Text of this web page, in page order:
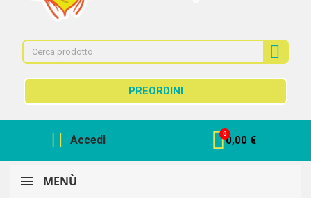
PREORDINI
Accedi 0,00 €
MENÙ